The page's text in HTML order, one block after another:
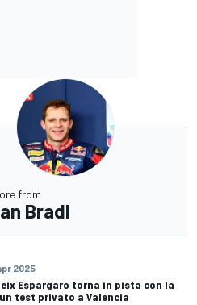
from
Bradl
2025
Espargaro torna in pista con la
test privato a Valencia